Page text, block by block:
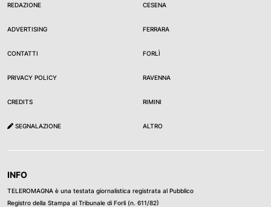
REDAZIONE
ADVERTISING
CONTATTI
PRIVACY POLICY
CREDITS
SEGNALAZIONE
CESENA
FERRARA
FORLÌ
RAVENNA
RIMINI
ALTRO
INFO
TELEROMAGNA è una testata giornalistica registrata al Pubblico
Registro della Stampa al Tribunale di Forli (n. 611/82)